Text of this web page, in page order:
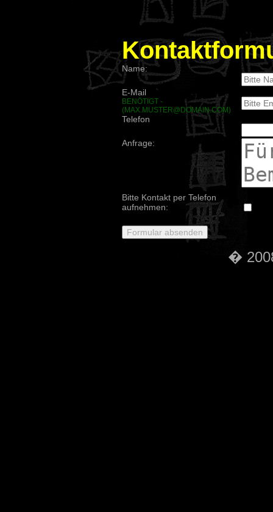
Name:
E-Mail
BENÖTIGT -
(MAX.MUSTER@DOMAIN.COM)
Telefon
Anfrage:
Bitte Kontakt per Telefon
aufnehmen:
�